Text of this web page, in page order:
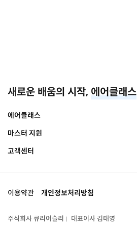
새로운 배움의 시작, 에어클래스
에어클래스
마스터 지원
고객센터
이용약관 개인정보처리방침
주식회사 큐리어슬리 | 대표이사 김태영